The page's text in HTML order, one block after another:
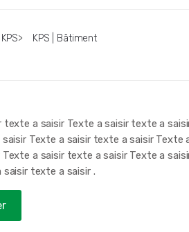
KPS>
KPS | Bâtiment
texte a saisir Texte a saisir texte a
Texte a saisir texte a saisir Texte
a saisir texte a saisir Texte a
saisir texte a saisir .